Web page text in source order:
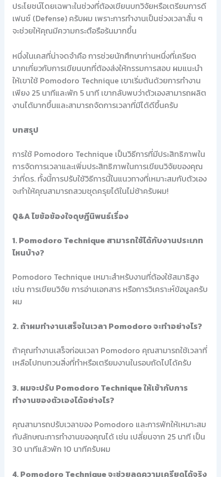
ประโยชน์โดยเฉพาะในช่วงที่ต้องเขียนบทวิจัยหรือเตรียมการดี
เฟนซ์ (Defense) ครับผม เพราะการทำงานเป็นช่วงเวลาสั้น ๆ
จะช่วยให้คุณมีความกระตือรือร้นมากขึ้น
หนึ่งในเคสที่น่าจดจำคือ การช่วยนักศึกษาท่านหนึ่งที่เครียด
มากเกี่ยวกับการเขียนบทที่ต้องส่งให้กรรมการสอบ ผมแนะนำ
ให้เขาใช้ Pomodoro Technique เขาเริ่มต้นด้วยการทำงาน
เพียง 25 นาทีและพัก 5 นาที เขากลับพบว่าตัวเองสามารถผลิต
งานได้มากขึ้นและสามารถจัดการเวลาที่มีได้ดีขึ้นครับ
บทสรุป
การใช้ Pomodoro Technique เป็นวิธีการที่มีประสิทธิภาพใน
การจัดการเวลาและเพิ่มประสิทธิภาพในการเขียนวิจัยของคุณ
ว่าที่ดร. ทั้งนี้การปรับใช้วิธีการนี้ในแนวทางที่เหมาะสมกับตัวเอง
จะทำให้คุณสามารถสวมชุดครุยได้ในไม่ช้าครับผม!
Q&A ไขข้อข้องใจดุษฎีนิพนธ์เรื่อง
1. Pomodoro Technique สามารถใช้ได้กับงานประเภท
ไหนบ้าง?
Pomodoro Technique เหมาะสำหรับงานที่ต้องใช้สมาธิสูง
เช่น การเขียนวิจัย การอ่านเอกสาร หรือการวิเคราะห์ข้อมูลครับ
ผม
2. ถ้าผมทำงานเสร็จในเวลา Pomodoro จะทำอย่างไร?
ถ้าคุณทำงานเสร็จก่อนเวลา Pomodoro คุณสามารถใช้เวลาที่
เหลือไปทบทวนสิ่งที่ทำหรือเตรียมงานในรอบถัดไปได้ครับ
3. ผมจะปรับ Pomodoro Technique ให้เข้ากับการ
ทำงานของตัวเองได้อย่างไร?
คุณสามารถปรับเวลาของ Pomodoro และการพักให้เหมาะสม
กับลักษณะการทำงานของคุณได้ เช่น เปลี่ยนจาก 25 นาที เป็น
30 นาทีแล้วพัก 10 นาทีครับผม
4. Pomodoro Technique จะช่วยลดความเครียดได้จริง